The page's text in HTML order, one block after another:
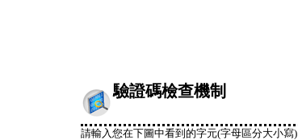
驗證碼檢查機制
請輸入您在下圖中看到的字元(字母區分大小寫)